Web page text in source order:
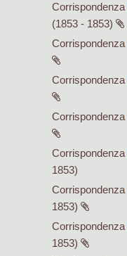
Corrispondenza
(1853 - 1853)
Corrispondenza
Corrispondenza
Corrispondenza
Corrispondenza
1853)
Corrispondenza
1853)
Corrispondenza
1853)